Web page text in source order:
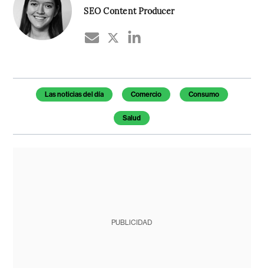
SEO Content Producer
Temas de este artículo
Las noticias del día Comercio Consumo
Salud
PUBLICIDAD